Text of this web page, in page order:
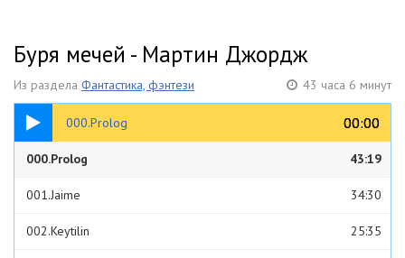
Буря мечей - Мартин Джордж
Из раздела Фантастика, фэнтези 43 часа 6 минут
000.Prolog 00:00
00:00
43:19
Книга 1
000.Prolog
43:19
001.Jaime 34:30
002.Keytilin 25:35